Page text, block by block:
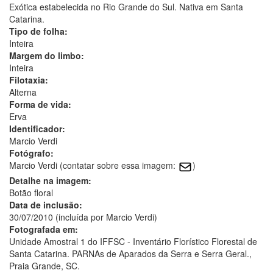
Exótica estabelecida no Rio Grande do Sul. Nativa em Santa
Catarina.
Tipo de folha:
Inteira
Margem do limbo:
Inteira
Filotaxia:
Alterna
Forma de vida:
Erva
Identificador:
Marcio Verdi
Fotógrafo:
Marcio Verdi (contatar sobre essa imagem:
)
Detalhe na imagem:
Botão floral
Data de inclusão:
30/07/2010 (incluída por Marcio Verdi)
Fotografada em:
Unidade Amostral 1 do IFFSC - Inventário Florístico Florestal de
Santa Catarina. PARNAs de Aparados da Serra e Serra Geral.,
Praia Grande, SC.